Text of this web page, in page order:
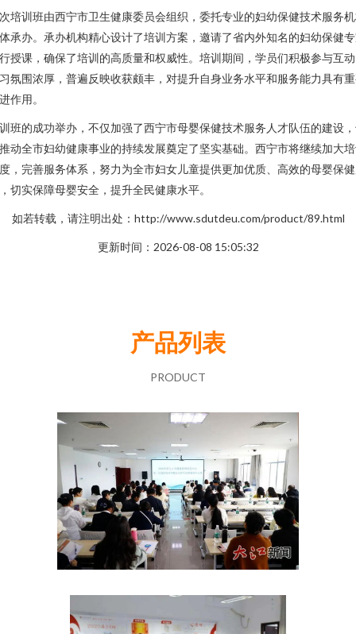
培训班由西宁市卫生健康委员会组织，委托专业的妇幼保健技术服务
承办。承办机构精心设计了培训方案，邀请了省内外知名的妇幼保健
授课，确保了培训的高质量和权威性。培训期间，学员们积极参与互
氛围浓厚，普遍反映收获颇丰，对提升自身业务水平和服务能力具有
作用。
班的成功举办，不仅加强了西宁市母婴保健技术服务人才队伍的建设
动全市妇幼健康事业的持续发展奠定了坚实基础。西宁市将继续加大
，完善服务体系，努力为全市妇女儿童提供更加优质、高效的母婴保
切实保障母婴安全，提升全民健康水平。
如若转载，请注明出处：http://www.sdutdeu.com/product/89.html
更新时间：2026-08-08 15:05:32
产品列表
PRODUCT